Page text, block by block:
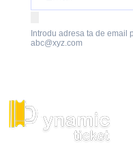
Introdu adresa ta de email
abc@xyz.com